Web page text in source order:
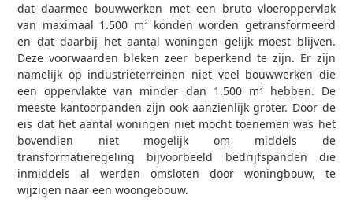
dat daarmee bouwwerken met een bruto vloeroppervlak
van maximaal 1.500 m² konden worden getransformeerd
en dat daarbij het aantal woningen gelijk moest blijven.
Deze voorwaarden bleken zeer beperkend te zijn. Er zijn
namelijk op industrieterreinen niet veel bouwwerken die
een oppervlakte van minder dan 1.500 m² hebben. De
meeste kantoorpanden zijn ook aanzienlijk groter. Door de
eis dat het aantal woningen niet mocht toenemen was het
bovendien niet mogelijk om middels de
transformatieregeling bijvoorbeeld bedrijfspanden die
inmiddels al werden omsloten door woningbouw, te
wijzigen naar een woongebouw.